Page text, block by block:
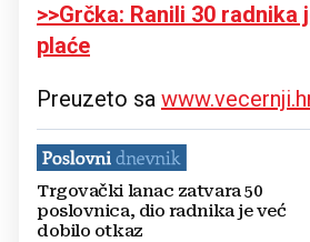
>>Grčka: Ranili 30 radnika
plaće
Preuzeto sa
Trgovački lanac zatvara 50
poslovnica, dio radnika je već
dobilo otkaz